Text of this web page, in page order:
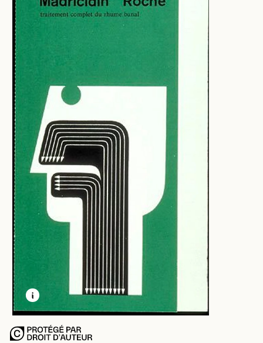
EN SAVOIR PLUS SUR CETTE IMAGE
OUVRIR LA MODALE